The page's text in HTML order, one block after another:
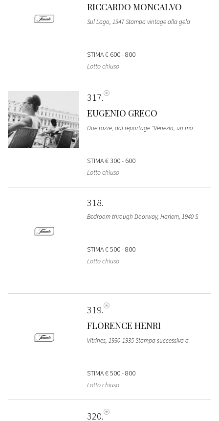
RICCARDO MONCALVO
Sul Lago, 1947 Stampa vintage alla gela
STIMA€ 600 - 800
Lotto chiuso
317
EUGENIO GRECO
Due razze, dal reportage "Venezia, un mo
STIMA€ 300 - 600
Lotto chiuso
318
Bedroom through Doorway, Harlem, 1940 S
STIMA€ 500 - 800
Lotto chiuso
319
FLORENCE HENRI
Vitrines, 1930-1935 Stampa successiva a
STIMA€ 500 - 800
Lotto chiuso
320